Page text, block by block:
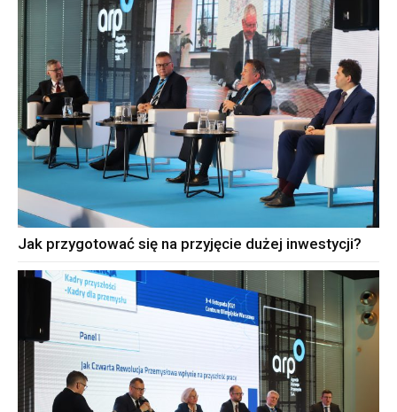
Jak przygotować się na przyjęcie dużej inwestycji?